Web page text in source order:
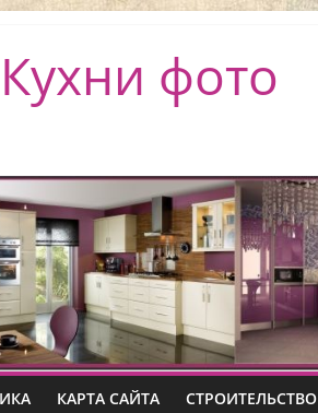
фото
КАРТА САЙТА СТРОИТЕЛЬСТВО